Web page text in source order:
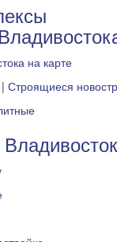
на карте
| Строящиеся